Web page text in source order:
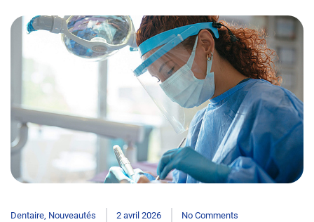
Dentaire Nouveautés 2 avril 2026 No Comments